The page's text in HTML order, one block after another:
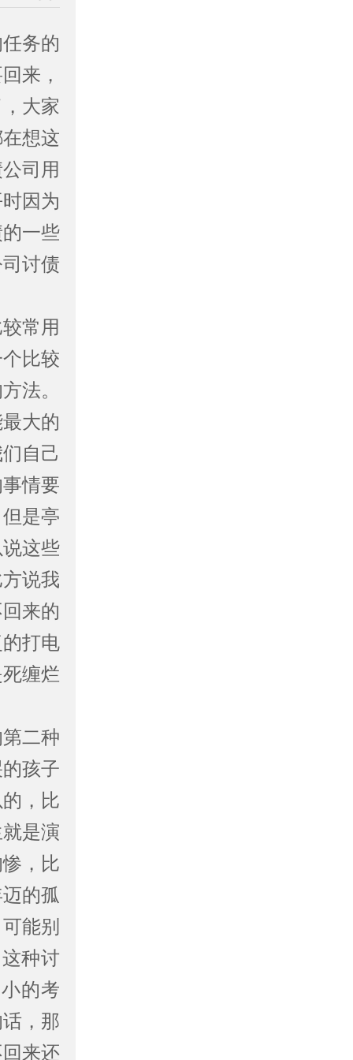
务的
来，
大家
想这
司用
因为
一些
讨债
常用
比较
法。
大的
自己
情要
是亭
这些
说我
来的
打电
缠烂
二种
孩子
，比
是演
，比
的孤
能别
种讨
的考
，那
来还